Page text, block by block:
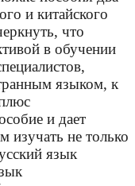
и китайского
что
в обучении
языком, к
и дает
изучать не только
язык